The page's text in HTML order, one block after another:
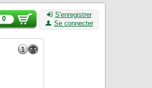
0
S'enregistrer
Se connecter